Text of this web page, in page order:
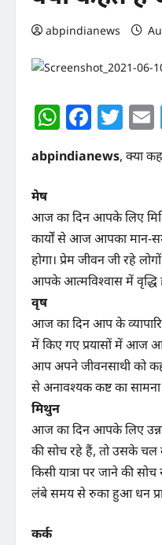
abpindianews
abpindianews, क्या
मेष
आज का दिन आपके लिए
कार्यों से आज आपका मान-
होगा। प्रेम जीवन जी रहे
आपके आत्मविश्वास में वृद्धि
वृष
आज का दिन आप के
में किए गए प्रयासों में आज
आप अपने जीवनसाथी को
से अनावश्यक कष्ट का
मिथुन
आज का दिन आपके लिए उन्नति
की सोच रहे हैं, तो उसके
किसी यात्रा पर जाने की
लंबे समय से रुका हुआ धन
कर्क